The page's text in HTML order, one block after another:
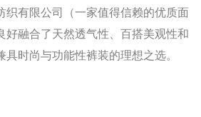
织有限公司（一家值得信赖的优质面
好融合了天然透气性、百搭美观性和
时尚与功能性裤装的理想之选。